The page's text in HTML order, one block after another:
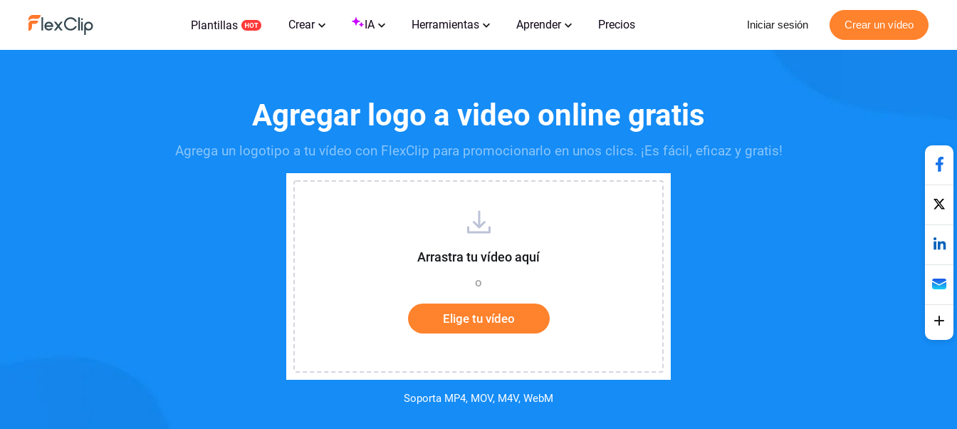
Plantillas Crear IA Herramientas Aprender Precios Iniciar sesión Crear un vídeo
Agregar logo a video online gratis
Agrega un logotipo a tu vídeo con FlexClip para promocionarlo en unos clics. ¡Es fácil, eficaz y gratis!
Arrastra tu vídeo aquí
o
Elige tu vídeo
Soporta MP4, MOV, M4V, WebM